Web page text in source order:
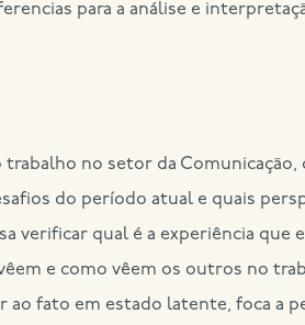
para a análise e
no setor da
do período atual e quais
verificar qual é a experiência que
e como vêem os outros no
fato em estado latente, foca a